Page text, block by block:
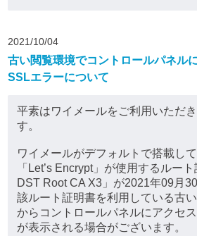
2021/10/04
古い閲覧環境でコントロールパネル
SSLエラーについて
平素はワイメールをご利用いただ
す。
ワイメールがデフォルトで搭載し
「Let’s Encrypt」が使用するルー
DST Root CA X3」が2021年09月
該ルート証明書を利用している古
からコントロールパネルにアクセ
が表示される場合がございます。